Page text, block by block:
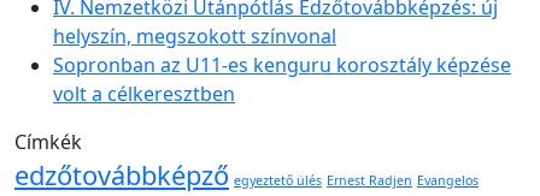
IV. Nemzetközi Utánpótlás Edzőtovábbképzés: új
helyszín, megszokott színvonal
Sopronban az U11-es kenguru korosztály képzése
volt a célkeresztben
Címkék
edzőtovábbképző egyeztető ülés Ernest Radjen Evangelos